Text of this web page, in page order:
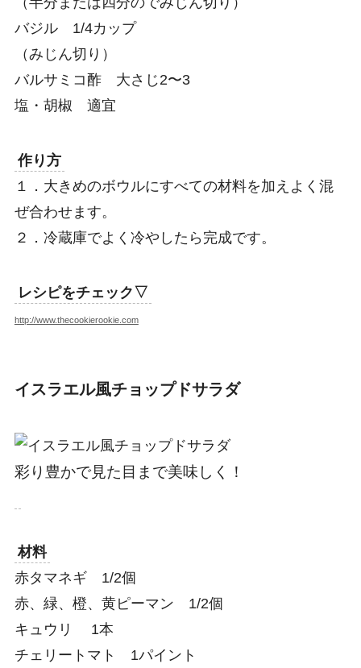
バジル 1/4カップ
（みじん切り）
バルサミコ酢 大さじ2〜3
塩・胡椒 適宜
作り方
１．大きめのボウルにすべての材料を加えよく混
ぜ合わせます。
２．冷蔵庫でよく冷やしたら完成です。
レシピをチェック▽
http://www.thecookierookie.com
イスラエル風チョップドサラダ
彩り豊かで見た目まで美味しく！
材料
赤タマネギ 1/2個
赤、緑、橙、黄ピーマン 1/2個
キュウリ 1本
チェリートマト 1パイント